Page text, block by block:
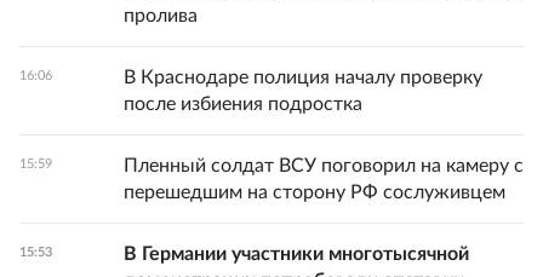
пролива
16:06
В Краснодаре полиция началу проверку
после избиения подростка
15:59
Пленный солдат ВСУ поговорил на камеру с
перешедшим на сторону РФ сослуживцем
15:53
В Германии участники многотысячной